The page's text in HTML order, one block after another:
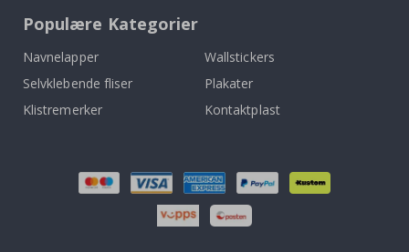
Populære Kategorier
Navnelapper
Wallstickers
Selvklebende fliser
Plakater
Klistremerker
Kontaktplast